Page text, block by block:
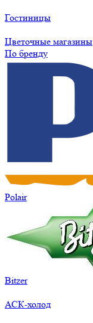
Гостиницы
Цветочные магазины
По бренду
Polair
Bitzer
АСК-холод